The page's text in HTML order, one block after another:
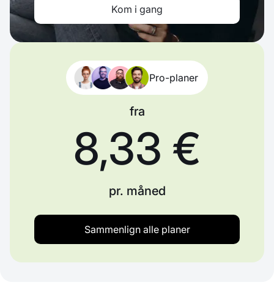
Kom i gang
Pro-planer
fra
8,33 €
pr. måned
Sammenlign alle planer